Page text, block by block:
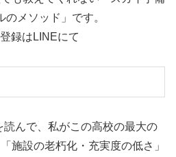
のメソッド」です。
録はLINEにて
んで、私がこの高校の最大の
施設の老朽化・充実度の低さ」